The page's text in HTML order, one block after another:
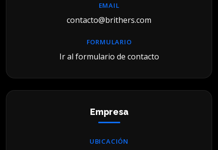
EMAIL
contacto@brithers.com
FORMULARIO
Ir al formulario de contacto
Empresa
UBICACIÓN